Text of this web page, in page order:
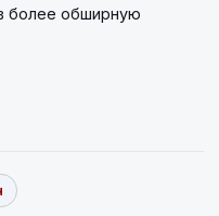
более обширную